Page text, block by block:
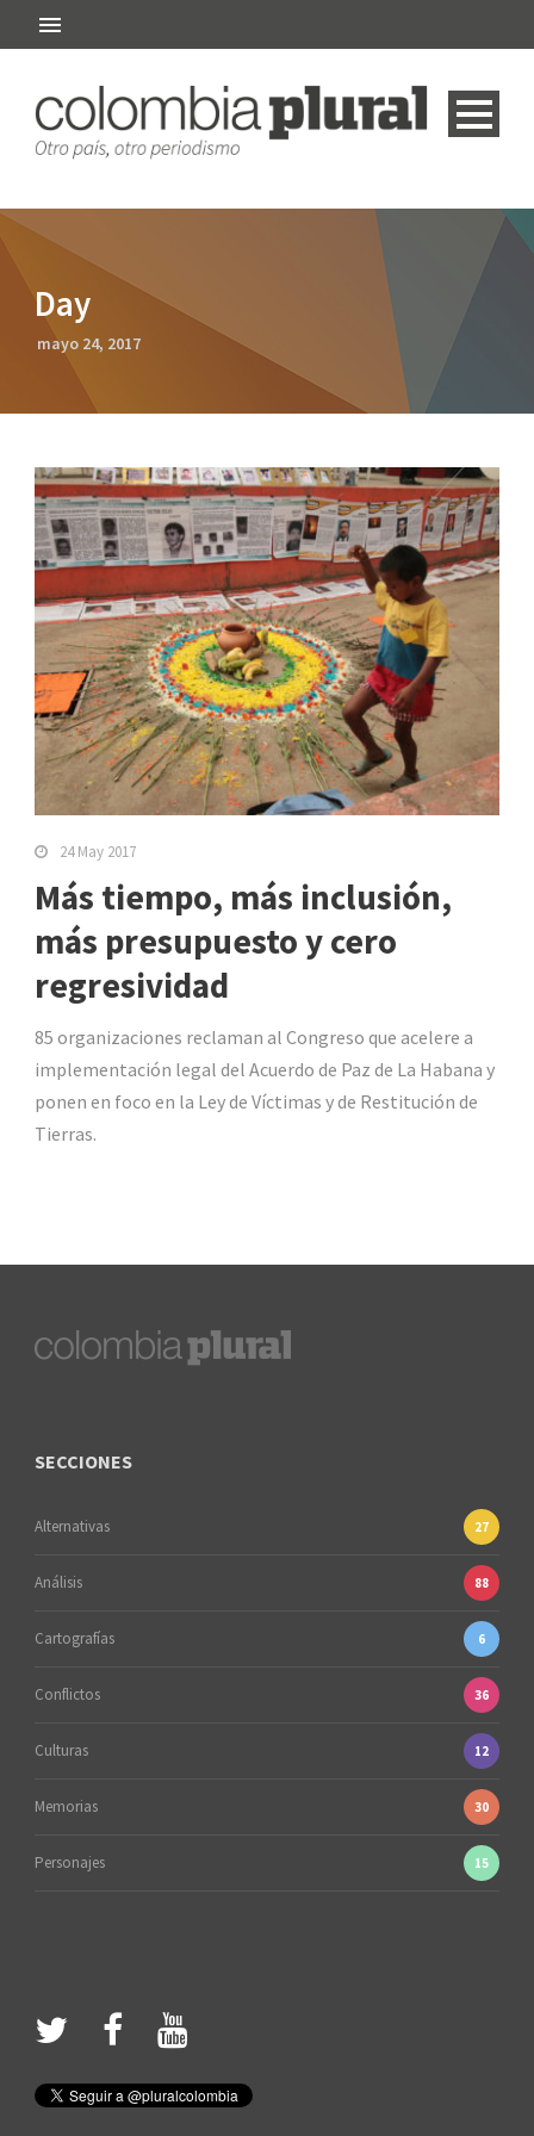
Day
mayo 24, 2017
24 May 2017
Más tiempo, más inclusión,
más presupuesto y cero
regresividad
85 organizaciones reclaman al Congreso que acelere a
implementación legal del Acuerdo de Paz de La Habana y
ponen en foco en la Ley de Víctimas y de Restitución de
Tierras.
SECCIONES
Alternativas 27
Análisis 88
Cartografías 6
Conflictos 36
Culturas 12
Memorias 30
Personajes 15